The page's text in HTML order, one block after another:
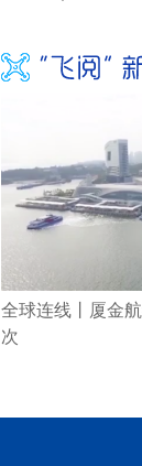
全球连线丨厦金
次